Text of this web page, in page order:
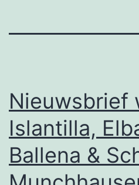
Nieuwsbrief
Islantilla,
Ballena &